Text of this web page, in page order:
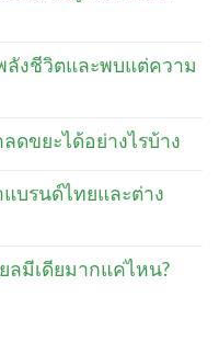
ลังชีวิตและพบแต่ความ
ดขยะได้อย่างไรบ้าง
แบรนด์ไทยและต่าง
ลมีเดียมากแค่ไหน?